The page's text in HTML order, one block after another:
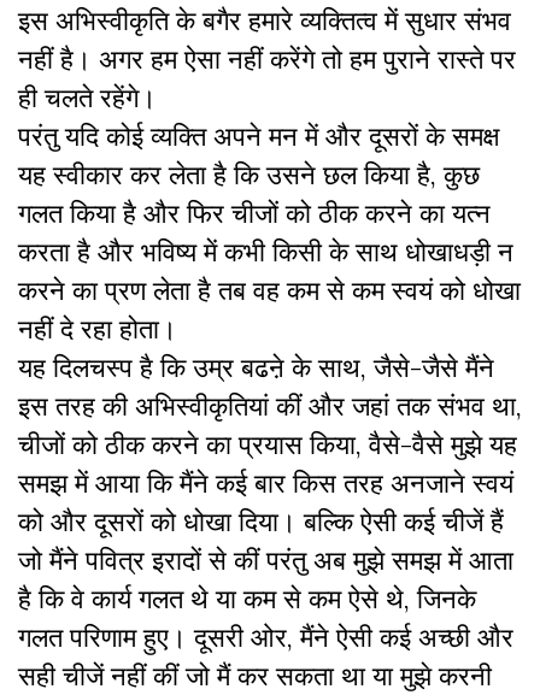
इस अभिस्वीकृति के बगैर हमारे व्यक्तित्व में सुधार संभव
नहीं है। अगर हम ऐसा नहीं करेंगे तो हम पुराने रास्ते पर
ही चलते रहेंगे।
परंतु यदि कोई व्यक्ति अपने मन में और दूसरों के समक्ष
यह स्वीकार कर लेता है कि उसने छल किया है, कुछ
गलत किया है और फिर चीजों को ठीक करने का यत्न
करता है और भविष्य में कभी किसी के साथ धोखाधड़ी न
करने का प्रण लेता है तब वह कम से कम स्वयं को धोखा
नहीं दे रहा होता।
यह दिलचस्प है कि उम्र बढऩे के साथ, जैसे-जैसे मैंने
इस तरह की अभिस्वीकृतियां कीं और जहां तक संभव था,
चीजों को ठीक करने का प्रयास किया, वैसे-वैसे मुझे यह
समझ में आया कि मैंने कई बार किस तरह अनजाने स्वयं
को और दूसरों को धोखा दिया। बल्कि ऐसी कई चीजें हैं
जो मैंने पवित्र इरादों से कीं परंतु अब मुझे समझ में आता
है कि वे कार्य गलत थे या कम से कम ऐसे थे, जिनके
गलत परिणाम हुए। दूसरी ओर, मैंने ऐसी कई अच्छी और
सही चीजें नहीं कीं जो मैं कर सकता था या मुझे करनी